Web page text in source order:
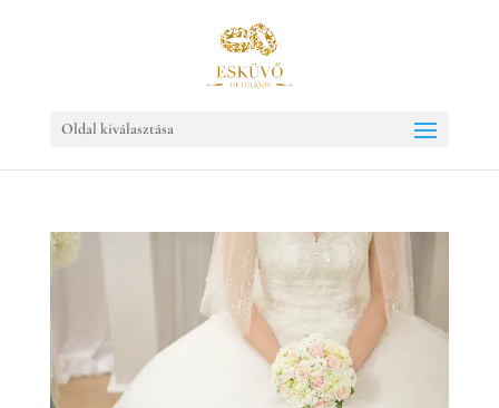
Oldal kiválasztása